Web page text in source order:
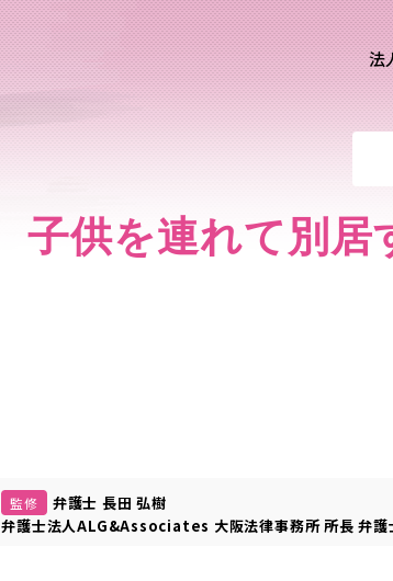
法
ベトナム進出支援相談サイト
個人のお客様
離婚問題
子供を連れて別居
監修
弁護士 長田 弘樹
弁護士法人ALG&Associates 大阪法律事務所所長 弁護